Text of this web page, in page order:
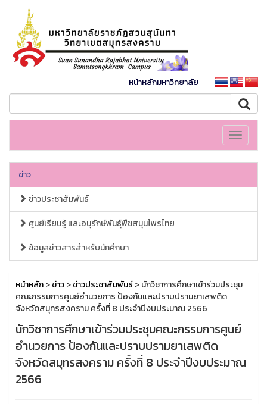
หน้าหลักมหาวิทยาลัย
Toggle
ข่าว
ข่าวประชาสัมพันธ์
ศูนย์เรียนรู้ และอนุรักษ์พันธุ์พืชสมุนไพรไทย
ข้อมูลข่าวสารสำหรับนักศึกษา
หน้าหลัก>ข่าว>ข่าวประชาสัมพันธ์> นักวิชาการศึกษาเข้าร่วมประชุม
คณะกรรมการศูนย์อำนวยการ ป้องกันและปราบปรามยาเสพติด
จังหวัดสมุทรสงคราม ครั้งที่ 8 ประจำปีงบประมาณ 2566
นักวิชาการศึกษาเข้าร่วมประชุมคณะกรรมการศูนย์
อำนวยการ ป้องกันและปราบปรามยาเสพติด
จังหวัดสมุทรสงคราม ครั้งที่ 8 ประจำปีงบประมาณ
2566